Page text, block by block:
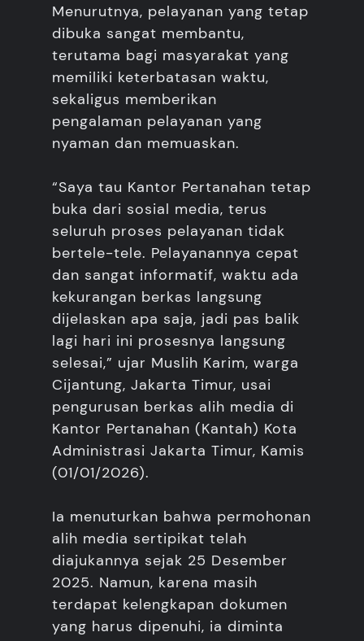
Menurutnya, pelayanan yang tetap
dibuka sangat membantu,
terutama bagi masyarakat yang
memiliki keterbatasan waktu,
sekaligus memberikan
pengalaman pelayanan yang
nyaman dan memuaskan.
“Saya tau Kantor Pertanahan tetap
buka dari sosial media, terus
seluruh proses pelayanan tidak
bertele-tele. Pelayanannya cepat
dan sangat informatif, waktu ada
kekurangan berkas langsung
dijelaskan apa saja, jadi pas balik
lagi hari ini prosesnya langsung
selesai,” ujar Muslih Karim, warga
Cijantung, Jakarta Timur, usai
pengurusan berkas alih media di
Kantor Pertanahan (Kantah) Kota
Administrasi Jakarta Timur, Kamis
(01/01/2026).
Ia menuturkan bahwa permohonan
alih media sertipikat telah
diajukannya sejak 25 Desember
2025. Namun, karena masih
terdapat kelengkapan dokumen
yang harus dipenuhi, ia diminta